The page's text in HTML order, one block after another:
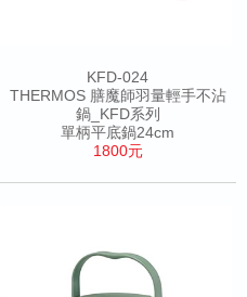
KFD-024
THERMOS 膳魔師羽量輕手不沾
鍋_KFD系列
單柄平底鍋24cm
1800元